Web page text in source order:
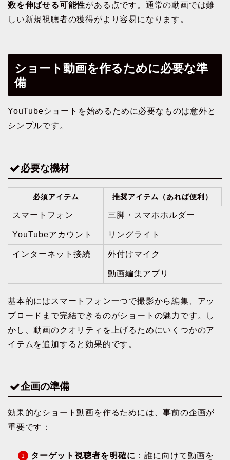
数を伸ばせる可能性がある点です。通常の動画では難
しい新規視聴者の獲得がより容易になります。
ショート動画を作るために必要な準
備
YouTubeショートを始めるために必要なものは意外と
シンプルです。
必要な機材
必須アイテム 推奨アイテム（あれば便利）
スマートフォン 三脚・スマホホルダー
YouTubeアカウント リングライト
インターネット接続 外付けマイク
動画編集アプリ
基本的にはスマートフォン一つで撮影から編集、アッ
プロードまで完結できるのがショートの魅力です。し
かし、動画のクオリティを上げるためにいくつかのア
イテムを追加すると効果的です。
企画の準備
効果的なショート動画を作るためには、事前の企画が
重要です：
ターゲット視聴者を明確に ：誰に向けて動画を